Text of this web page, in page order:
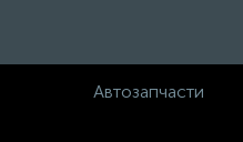
Автозапчасти